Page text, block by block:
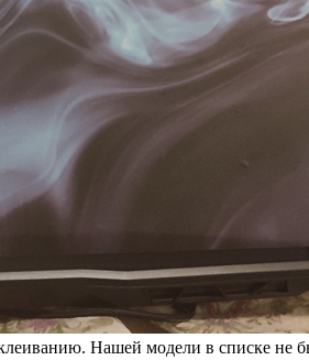
Нашей модели в списке не